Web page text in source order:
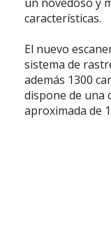
características.
El nuevo
sistema de
además 1300
dispone de una
aproximada de